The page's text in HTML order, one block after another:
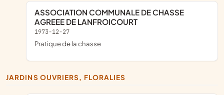
ASSOCIATION COMMUNALE DE CHASSE
AGREEE DE LANFROICOURT
1973-12-27
pratique de la chasse
JARDINS OUVRIERS, FLORALIES